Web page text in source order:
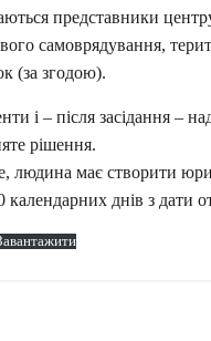
представники
самоврядування,
(за згодою).
і – після засідання –
рішення.
людина має створити
календарних днів з дати